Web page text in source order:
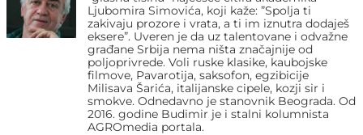
Ljubomira Simovića, koji kaže: ”Spolja ti
zakivaju prozore i vrata, a ti im iznutra dodaješ
eksere”. Uveren je da uz talentovane i odvažne
građane Srbija nema ništa značajnije od
poljoprivrede. Voli ruske klasike, kaubojske
filmove, Pavarotija, saksofon, egzibicije
Milisava Šarića, italijanske cipele, kozji sir i
smokve. Odnedavno je stanovnik Beograda. Od
2016. godine Budimir je i stalni kolumnista
AGROmedia portala.